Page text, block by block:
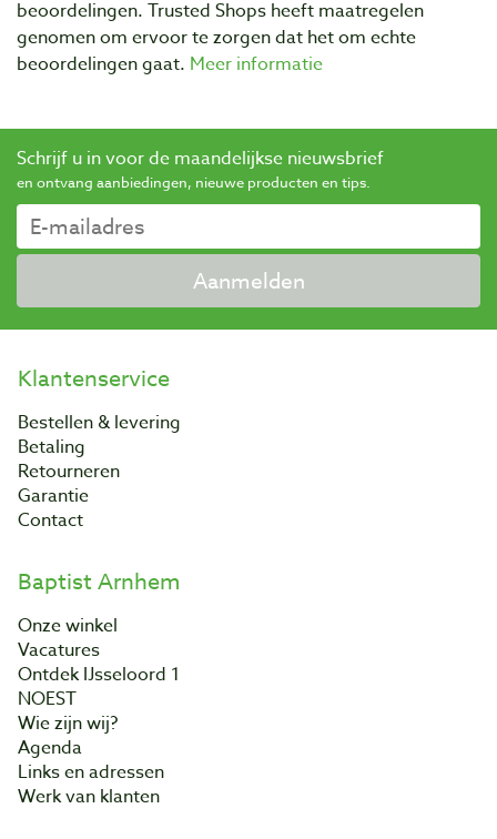
beoordelingen. Trusted Shops heeft maatregelen
genomen om ervoor te zorgen dat het om echte
beoordelingen gaat. Meer informatie
Schrijf u in voor de maandelijkse nieuwsbrief
en ontvang aanbiedingen, nieuwe producten en tips.
Aanmelden
Klantenservice
Bestellen & levering
Betaling
Retourneren
Garantie
Contact
Baptist Arnhem
Onze winkel
Vacatures
Ontdek IJsseloord 1
NOEST
Wie zijn wij?
Agenda
Links en adressen
Werk van klanten